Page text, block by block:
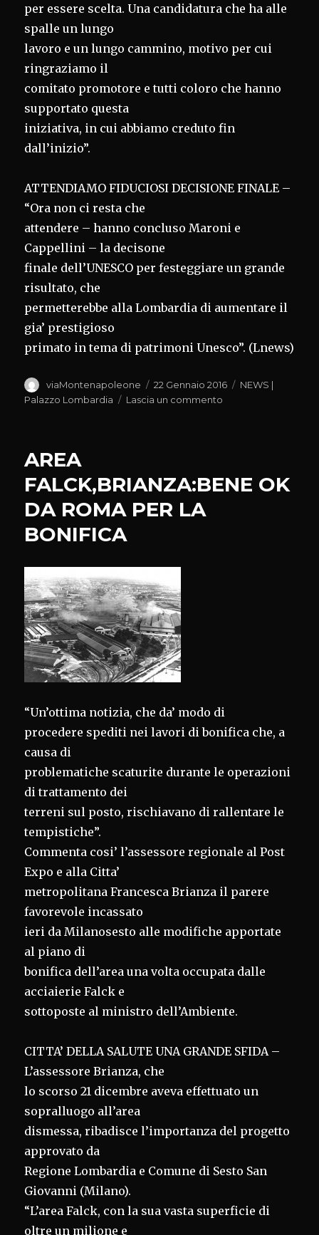
per essere scelta. Una candidatura che ha alle
spalle un lungo
lavoro e un lungo cammino, motivo per cui
ringraziamo il
comitato promotore e tutti coloro che hanno
supportato questa
iniziativa, in cui abbiamo creduto fin
dall’inizio”.
ATTENDIAMO FIDUCIOSI DECISIONE FINALE –
“Ora non ci resta che
attendere – hanno concluso Maroni e
Cappellini – la decisone
finale dell’UNESCO per festeggiare un grande
risultato, che
permetterebbe alla Lombardia di aumentare il
gia’ prestigioso
primato in tema di patrimoni Unesco”. (Lnews)
Autore
viaMontenapoleone
Pubblicato
il
22 Gennaio 2016 Categorie
NEWS |
Palazzo Lombardia
Lascia un commento
SARA’
AREA
FALCK,BRIANZA:BENE OK
DA ROMA PER LA
BONIFICA
“Un’ottima notizia, che da’ modo di
procedere spediti nei lavori di bonifica che, a
causa di
problematiche scaturite durante le operazioni
di trattamento dei
terreni sul posto, rischiavano di rallentare le
tempistiche”.
Commenta cosi’ l’assessore regionale al Post
Expo e alla Citta’
metropolitana Francesca Brianza il parere
favorevole incassato
ieri da Milanosesto alle modifiche apportate
al piano di
bonifica dell’area una volta occupata dalle
acciaierie Falck e
sottoposte al ministro dell’Ambiente.
CITTA’ DELLA SALUTE UNA GRANDE SFIDA –
L’assessore Brianza, che
lo scorso 21 dicembre aveva effettuato un
sopralluogo all’area
dismessa, ribadisce l’importanza del progetto
approvato da
Regione Lombardia e Comune di Sesto San
Giovanni (Milano).
“L’area Falck, con la sua vasta superficie di
oltre un milione e